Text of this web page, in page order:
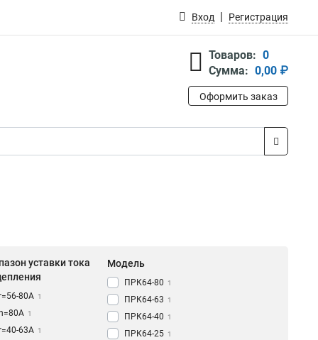
Вход Регистрация
Товаров: 0
Сумма: 0,00 ₽
Оформить заказ
уставки тока
80A 1
1
63A 1
Модель
ПРК64-80 1
ПРК64-63 1
ПРК64-40 1
ПРК64-25 1